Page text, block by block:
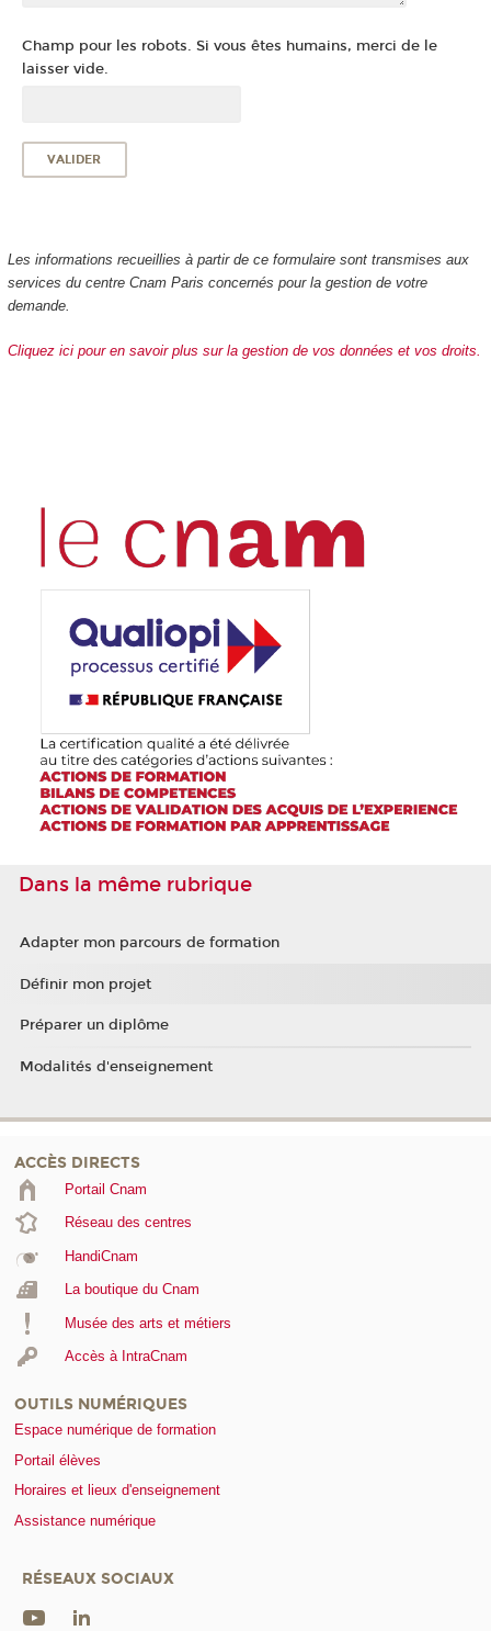
Champ pour les robots. Si vous êtes humains, merci de le
laisser vide.
Les informations recueillies à partir de ce formulaire sont transmises aux
services du centre Cnam Paris concernés pour la gestion de votre
demande.
Cliquez ici pour en savoir plus sur la gestion de vos données et vos droits.
Dans la même rubrique
Adapter mon parcours de formation
Définir mon projet
Préparer un diplôme
Modalités d'enseignement
ACCÈS DIRECTS
Portail Cnam
Réseau des centres
HandiCnam
La boutique du Cnam
Musée des arts et métiers
Accès à IntraCnam
OUTILS NUMÉRIQUES
Espace numérique de formation
Portail élèves
Horaires et lieux d'enseignement
Assistance numérique
RÉSEAUX SOCIAUX